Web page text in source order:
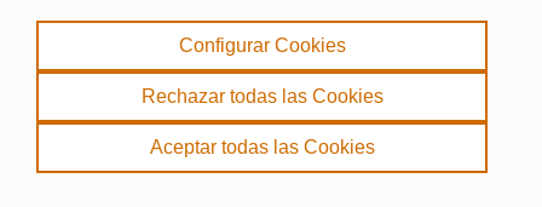
Configurar Cookies
Rechazar todas las Cookies
Aceptar todas las Cookies
|
Política de Privacidad
|
. misPeces Copyright 2000 - 2026. Todos los derechos reservados